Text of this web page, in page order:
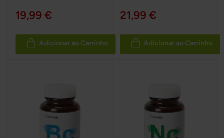
19,99 €
Adicionar ao Carrinho
21,99 €
Adicionar ao Carrinho